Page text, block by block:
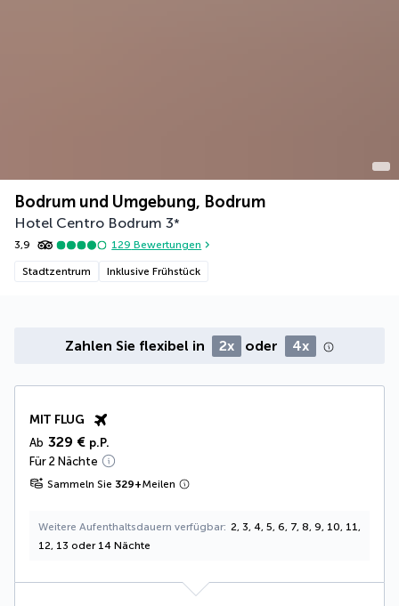
Bodrum und Umgebung, Bodrum
Hotel Centro Bodrum 3*
3,9 129 Bewertungen
Stadtzentrum Inklusive Frühstück
Zahlen Sie flexibel in 2x oder 4x
MIT FLUG
Ab 329 € p.P.
Für 2 Nächte
Sammeln Sie 329+Meilen
Weitere Aufenthaltsdauern verfügbar
2, 3, 4, 5, 6, 7, 8, 9, 10, 11,
12, 13 oder 14 Nächte